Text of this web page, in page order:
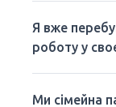
Я вже
роботу у
Ми сімейна